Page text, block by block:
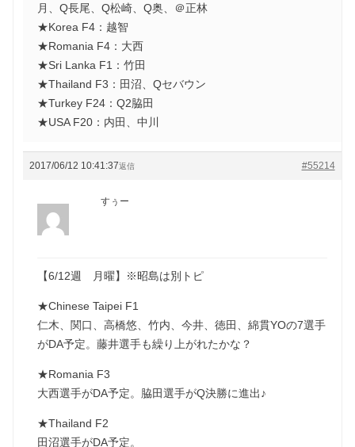
月、Q長尾、Q松崎、Q奥、＠正林
★Korea F4：越智
★Romania F4：大西
★Sri Lanka F1：竹田
★Thailand F3：田沼、Qセバウン
★Turkey F24：Q2脇田
★USA F20：内田、中川
2017/06/12 10:41:37 #55214
返信
すぅー
【6/12週 月曜】※昭島は別トピ
★Chinese Taipei F1
仁木、関口、高橋悠、竹内、今井、徳田、綿貫YOの7選手
がDA予定。藤井選手も繰り上がれたかな？
★Romania F3
大西選手がDA予定。脇田選手がQ決勝に進出♪
★Thailand F2
田沼選手がDA予定。